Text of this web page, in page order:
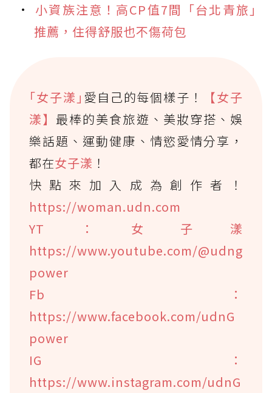
小資族注意！高CP值7間「台北青旅」
推薦，住得舒服也不傷荷包
｢女子漾｣ 愛自己的每個樣子！
【女子
漾】最棒的美食旅遊、美妝穿搭、娛
樂話題、運動健康、情慾愛情分享，
都在女子漾 ！
快點來加入成為創作者！
https://woman.udn.com
YT：女子漾
https://www.youtube.com/@udng
power
Fb：
https://www.facebook.com/udnG
power
IG：
https://www.instagram.com/udnG